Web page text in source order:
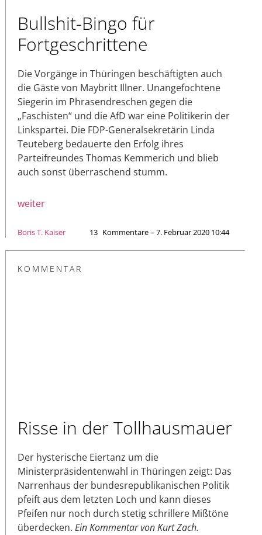
Bullshit-Bingo für
Fortgeschrittene
Die Vorgänge in Thüringen beschäftigten auch
die Gäste von Maybritt Illner. Unangefochtene
Siegerin im Phrasendreschen gegen die
„Faschisten“ und die AfD war eine Politikerin der
Linkspartei. Die FDP-Generalsekretärin Linda
Teuteberg bedauerte den Erfolg ihres
Parteifreundes Thomas Kemmerich und blieb
auch sonst überraschend stumm.
weiter
Boris T. Kaiser 13 Kommentare – 7. Februar 2020 10:44
KOMMENTAR
Risse in der Tollhausmauer
Der hysterische Eiertanz um die
Ministerpräsidentenwahl in Thüringen zeigt: Das
Narrenhaus der bundesrepublikanischen Politik
pfeift aus dem letzten Loch und kann dieses
Pfeifen nur noch durch stetig schrillere Mißtöne
überdecken. Ein Kommentar von Kurt Zach.